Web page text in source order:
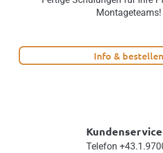
Montageteams!
Info & bestellen
Kundenservice
Telefon